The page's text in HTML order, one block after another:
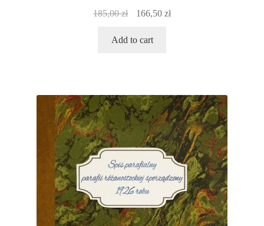
185,00zł
Original
was:
166,50 złCurrent
Add to cart